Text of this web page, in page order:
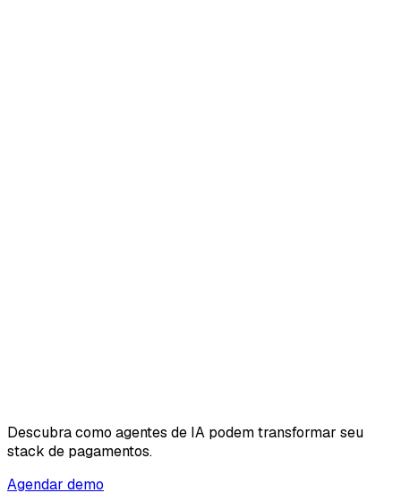
Descubra como agentes de IA podem transformar seu
stack de pagamentos.
Agendar demo